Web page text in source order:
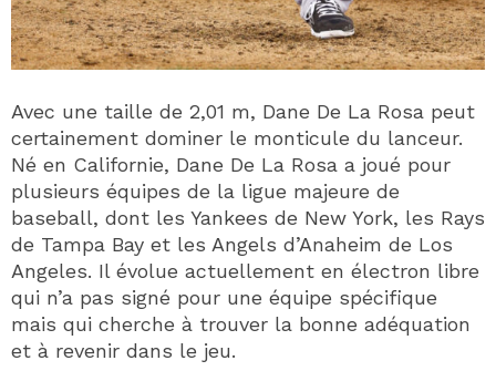
Avec une taille de 2,01 m, Dane De La Rosa peut
certainement dominer le monticule du lanceur.
Né en Californie, Dane De La Rosa a joué pour
plusieurs équipes de la ligue majeure de
baseball, dont les Yankees de New York, les Rays
de Tampa Bay et les Angels d’Anaheim de Los
Angeles. Il évolue actuellement en électron libre
qui n’a pas signé pour une équipe spécifique
mais qui cherche à trouver la bonne adéquation
et à revenir dans le jeu.